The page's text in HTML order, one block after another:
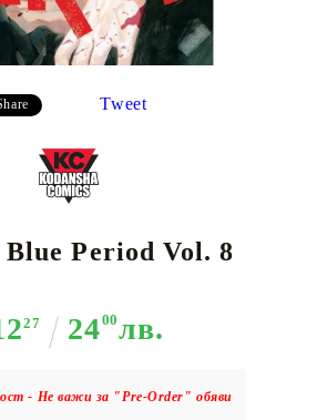
Tweet
Period Vol. 8
27 2400лв.
- Не важи за "Pre-Order" обяви